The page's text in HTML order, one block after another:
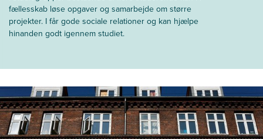
fællesskab løse opgaver og samarbejde om større
projekter. I får gode sociale relationer og kan hjælpe
hinanden godt igennem studiet.